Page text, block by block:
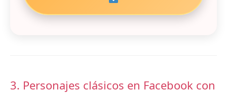
3. Personajes clásicos en Facebook con